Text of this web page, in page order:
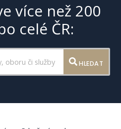
více než 200
celé ČR:
HLEDAT